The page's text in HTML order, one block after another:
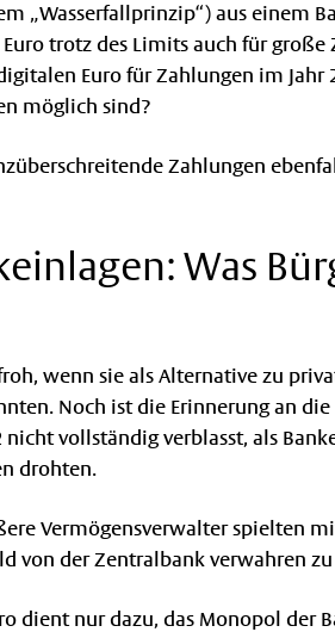
„Wasserfallprinzip“) aus einem
trotz des Limits auch für große
Euro für Zahlungen im Jahr
möglich sind?
Zahlungen
Was
wenn sie als Alternative zu
Noch ist die Erinnerung an die
vollständig verblasst, als
drohten.
Vermögensverwalter spielten
von der Zentralbank verwahren zu
dient nur dazu, das Monopol der